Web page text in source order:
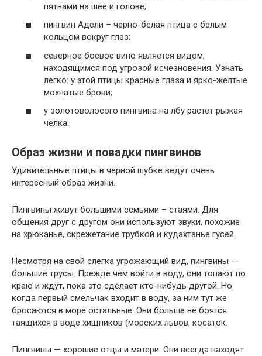
пятнами на шее и голове;
пингвин Адели – черно-белая птица с белым
кольцом вокруг глаз;
северное боевое вино является видом,
находящимся под угрозой исчезновения. Узнать
легко: у этой птицы красные глаза и ярко-желтые
мохнатые брови;
у золотоволосого пингвина на лбу растет рыжая
челка.
Образ жизни и повадки пингвинов
Удивительные птицы в черной шубке ведут очень
интересный образ жизни.
Пингвины живут большими семьями – стаями. Для
общения друг с другом они используют звуки, похожие
на хрюканье, скрежетание трубкой и кудахтанье гусей.
Несмотря на свой слегка угрожающий вид, пингвины —
большие трусы. Прежде чем войти в воду, они топают по
краю и ждут, пока это сделает кто-нибудь другой. Но
когда первый смельчак входит в воду, за ним тут же
бросаются в море остальные. Они больше не боятся
таящихся в воде хищников (морских львов, косаток.
Пингвины — хорошие отцы и матери. Они всегда находят